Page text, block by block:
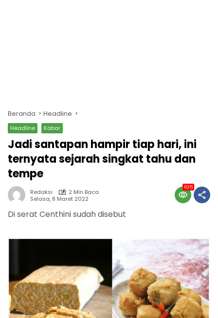
Beranda Headline
Headline Kabar
Jadi santapan hampir tiap hari, ini
ternyata sejarah singkat tahu dan
tempe
Redaksi
2 Min Baca
Selasa, 8 Maret 2022
635
Di serat Centhini sudah disebut